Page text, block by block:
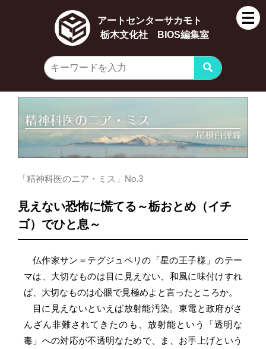
アートセンターサカモト
栃木文化社 BIOS編集室
「精神科医のニア・ミス」No.3
見えない恐怖に慌てる～栃おとめ（イチ
ゴ）でひと息～
仏作家サン＝テグジュペリの「星の王子様」のテー
マは、大切なものは目に見えない、和風に味付けすれ
ば、大切なものは心眼で見極めよと言ったところか。
目に見えないといえば放射能汚染。東電と政府がさ
んざん非難されてきたのも、放射能という「透明な
毒」への対応が不透明なためで、ま、お手上げという